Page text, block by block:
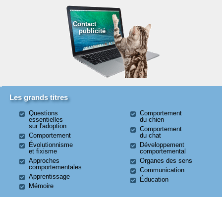
Contact
publicité
Les grands titres
Questions
essentielles
sur l'adoption
Comportement
Évolutionnisme
et fixisme
Approches
comportementales
Apprentissage
Mémoire
Comportement
du chien
Comportement
du chat
Développement
comportemental
Organes des sens
Communication
Éducation